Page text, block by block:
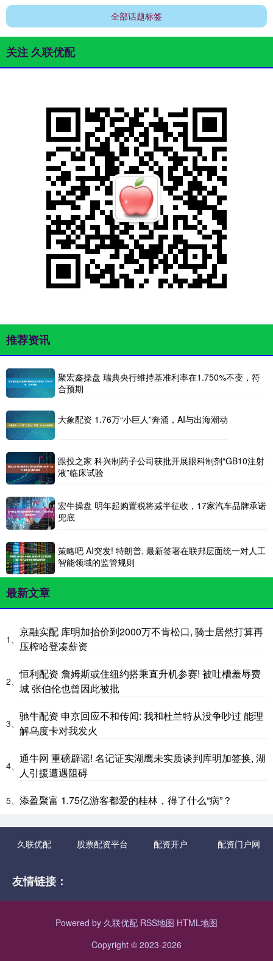
全部话题标签
关注 久联优配
推荐资讯
聚宏鑫操盘 瑞典央行维持基准利率在1.750%不变，符
合预期
大象配资 1.76万“小巨人”奔涌，AI与出海潮动
跟投之家 科兴制药子公司获批开展眼科制剂“GB10注射
液”临床试验
宏牛操盘 明年起购置税将减半征收，17家汽车品牌承诺
兜底
策略吧 AI突发! 特朗普, 最新签署在联邦层面统一对人工
智能领域的监管规则
最新文章
1、
京融实配 库明加抬价到2000万不肯松口, 骑士居然打算再
压榨哈登凑薪资
2、
恒利配资 詹姆斯或住纽约搭乘直升机参赛! 被吐槽羞辱费
城 张伯伦也曾因此被批
3、
驰牛配资 申京回应不和传闻: 我和杜兰特从没争吵过 能理
解乌度卡对我发火
4、
通牛网 重磅辟谣! 名记证实湖鹰未实质谈判库明加签换, 湖
人引援遭遇阻碍
5、 添盈聚富 1.75亿游客都爱的桂林，得了什么“病”？
久联优配 股票配资平台 配资开户 配资门户网
友情链接：
Powered by 久联优配 RSS地图 HTML地图
Copyright © 2023-2026